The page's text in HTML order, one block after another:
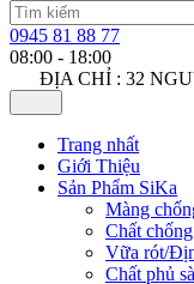
0945 81 88 77
08:00 - 18:00
ĐỊA CHỈ : 32
Trang nhất
Giới Thiệu
Sản Phẩm SiKa
Màng
Chất
Vữa rót/
Chất phủ